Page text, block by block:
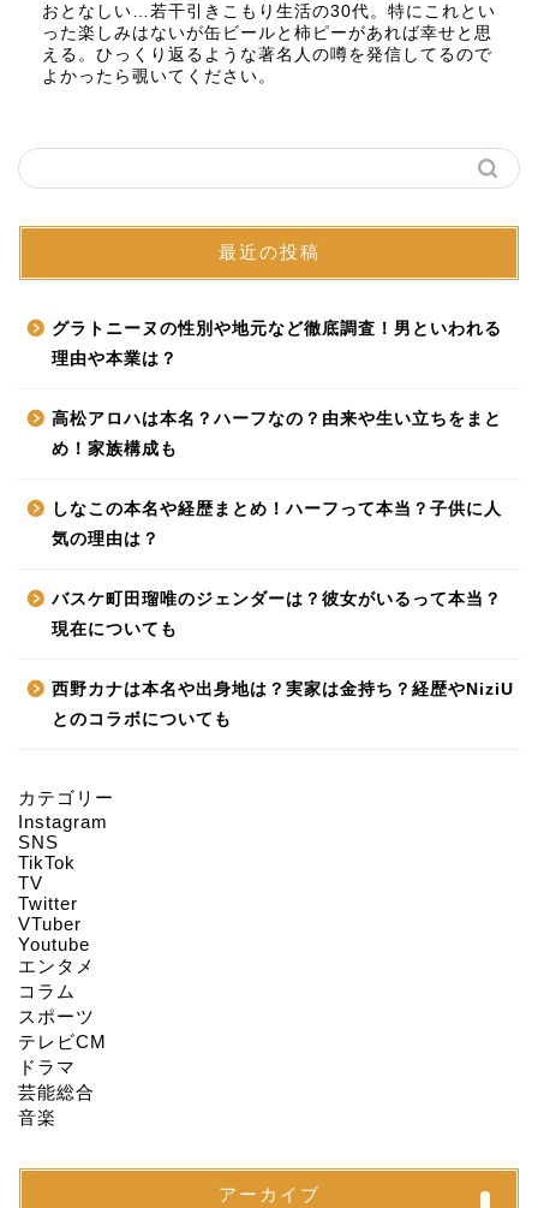
おとなしい…若干引きこもり生活の30代。特にこれとい
った楽しみはないが缶ビールと柿ピーがあれば幸せと思
える。ひっくり返るような著名人の噂を発信してるので
よかったら覗いてください。
最近の投稿
グラトニーヌの性別や地元など徹底調査！男といわれる
理由や本業は？
高松アロハは本名？ハーフなの？由来や生い立ちをまと
め！家族構成も
しなこの本名や経歴まとめ！ハーフって本当？子供に人
気の理由は？
バスケ町田瑠唯のジェンダーは？彼女がいるって本当？
現在についても
西野カナは本名や出身地は？実家は金持ち？経歴やNiziU
とのコラボについても
カテゴリー
Instagram
SNS
TikTok
TV
Twitter
VTuber
Youtube
エンタメ
コラム
スポーツ
テレビCM
ドラマ
芸能総合
音楽
アーカイブ